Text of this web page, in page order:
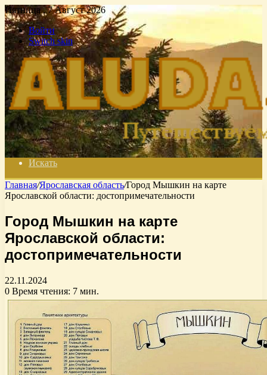
Пятница , 7 Август 2026
Войти
Switch skin
Искать
Главная/Ярославская область/Город Мышкин на карте
Ярославской области: достопримечательности
Город Мышкин на карте
Ярославской области:
достопримечательности
22.11.2024
0 Время чтения: 7 мин.